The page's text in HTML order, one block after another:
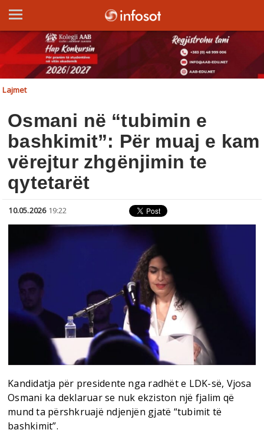
Lajmet
Osmani në “tubimin e
bashkimit”: Për muaj e kam
vërejtur zhgënjimin te
qytetarët
10.05.2026 19:22
Kandidatja për presidente nga radhët e LDK-së, Vjosa
Osmani ka deklaruar se nuk ekziston një fjalim që
mund ta përshkruajë ndjenjën gjatë “tubimit të
bashkimit”.